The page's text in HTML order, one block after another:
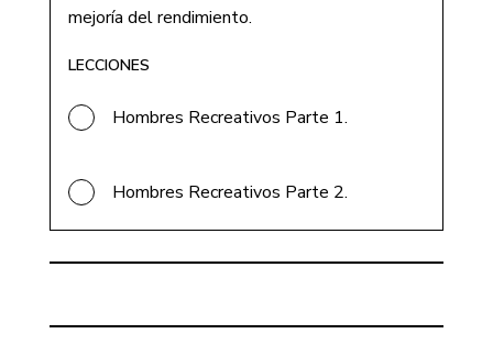
mejoría del rendimiento.
LECCIONES
Hombres Recreativos Parte 1.
Hombres Recreativos Parte 2.